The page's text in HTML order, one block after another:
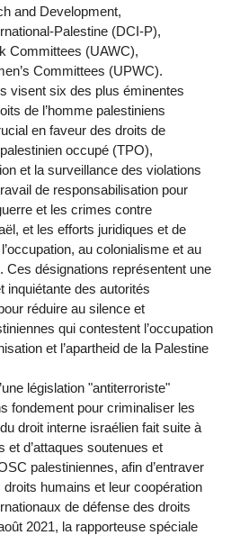
and Development,
Palestine (DCI-P),
Committees (UAWC),
Committees (UPWC).
visent six des plus éminentes
de l’homme palestiniens
en faveur des droits de
occupé (TPO),
et la surveillance des violations
de responsabilisation pour
et les crimes contre
et les efforts juridiques et de
au colonialisme et au
Ces désignations représentent une
inquiétante des autorités
réduire au silence et
qui contestent l’occupation
et l’apartheid de la Palestine
législation "antiterroriste"
fondement pour criminaliser les
droit interne israélien fait suite à
d’attaques soutenues et
palestiniennes, afin d’entraver
humains et leur coopération
de défense des droits
2021, la rapporteuse spéciale